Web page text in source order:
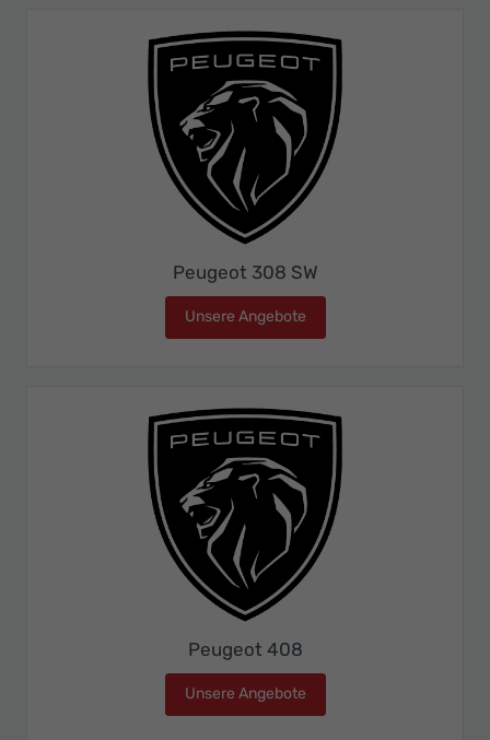
Peugeot 308 SW
Unsere Angebote
Peugeot 408
Unsere Angebote